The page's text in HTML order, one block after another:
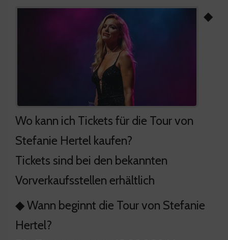
◆
Wo kann ich Tickets für die Tour von
Stefanie Hertel kaufen?
Tickets sind bei den bekannten
Vorverkaufsstellen erhältlich
◆ Wann beginnt die Tour von Stefanie
Hertel?